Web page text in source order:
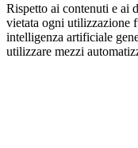
Rispetto ai contenuti e ai
vietata ogni utilizzazione
intelligenza artificiale
utilizzare mezzi